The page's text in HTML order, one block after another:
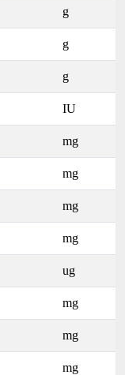
g
g
g
IU
mg
mg
mg
mg
ug
mg
mg
mg